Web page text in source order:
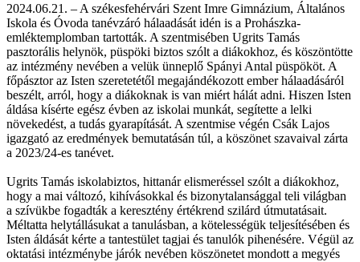
2024.06.21. – A székesfehérvári Szent Imre Gimnázium, Általános
Iskola és Óvoda tanévzáró hálaadását idén is a Prohászka-
emléktemplomban tartották. A szentmisében Ugrits Tamás
pasztorális helynök, püspöki biztos szólt a diákokhoz, és köszöntötte
az intézmény nevében a velük ünneplő Spányi Antal püspököt. A
főpásztor az Isten szeretetétől megajándékozott ember hálaadásáról
beszélt, arról, hogy a diákoknak is van miért hálát adni. Hiszen Isten
áldása kísérte egész évben az iskolai munkát, segítette a lelki
növekedést, a tudás gyarapítását. A szentmise végén Csák Lajos
igazgató az eredmények bemutatásán túl, a köszönet szavaival zárta
a 2023/24-es tanévet.
Ugrits Tamás iskolabiztos, hittanár elismeréssel szólt a diákokhoz,
hogy a mai változó, kihívásokkal és bizonytalansággal teli világban
a szívükbe fogadták a keresztény értékrend szilárd útmutatásait.
Méltatta helytállásukat a tanulásban, a kötelességük teljesítésében és
Isten áldását kérte a tantestület tagjai és tanulók pihenésére. Végül az
oktatási intézménybe járók nevében köszönetet mondott a megyés